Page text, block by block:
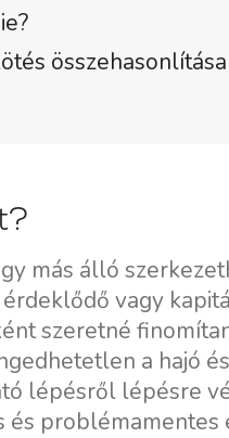
összehasonlítása
más álló
vagy
szeretné
a hajó
lépésről lépésre
és